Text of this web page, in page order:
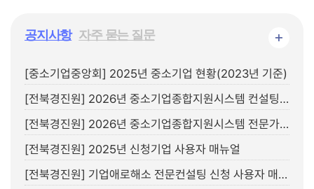
공지사항 자주 묻는 질문 +
[중소기업중앙회] 2025년 중소기업 현황(2023년 기준)
[전북경진원] 2026년 중소기업종합지원시스템 컨설팅 운영지침
[전북경진원] 2026년 중소기업종합지원시스템 전문가 컨설팅 지원제외 업종 안내
[전북경진원] 2025년 신청기업 사용자 매뉴얼
[전북경진원] 기업애로해소 전문컨설팅 신청 사용자 매뉴얼(컨설턴트용)